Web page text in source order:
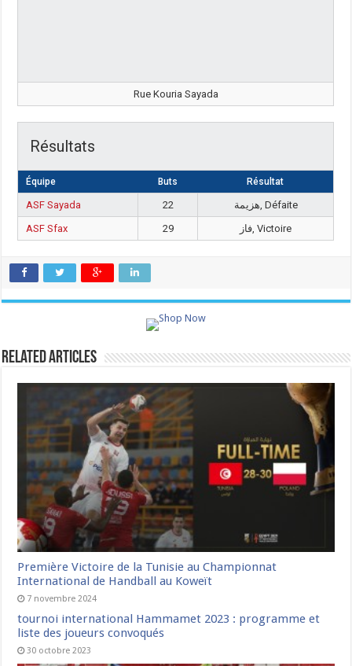
Rue Kouria Sayada
Résultats
Équipe Buts Résultat
ASF Sayada 22
هزيمة, Défaite
ASF Sfax
29 فاز, Victoire
Related Articles
Première Victoire de la Tunisie au Championnat
International de Handball au Koweït
7 novembre 2024
tournoi international Hammamet 2023 : programme et
liste des joueurs convoqués
30 octobre 2023